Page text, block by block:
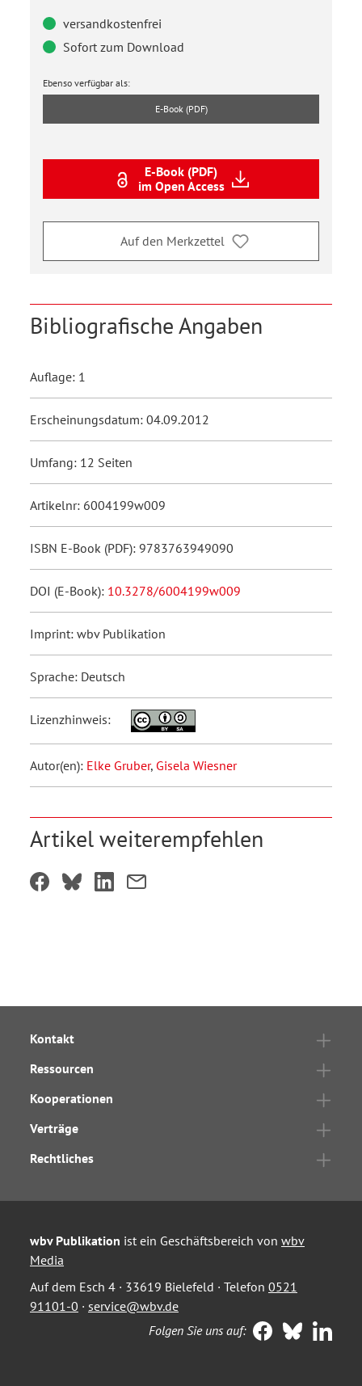
versandkostenfrei
Sofort zum Download
Ebenso verfügbar als:
E-Book (PDF)
E-Book (PDF)
im Open Access
Auf den Merkzettel
Bibliografische Angaben
Auflage: 1
Erscheinungsdatum: 04.09.2012
Umfang: 12 Seiten
Artikelnr: 6004199w009
ISBN E-Book (PDF): 9783763949090
DOI (E-Book): 10.3278/6004199w009
Imprint: wbv Publikation
Sprache: Deutsch
Lizenzhinweis:
Autor(en): Elke Gruber, Gisela Wiesner
Artikel weiterempfehlen
Kontakt
Ressourcen
Kooperationen
Verträge
Rechtliches
wbv Publikation ist ein Geschäftsbereich von wbv
Media
Auf dem Esch 4 · 33619 Bielefeld · Telefon 0521
91101-0 · service@wbv.de
Folgen Sie uns auf: